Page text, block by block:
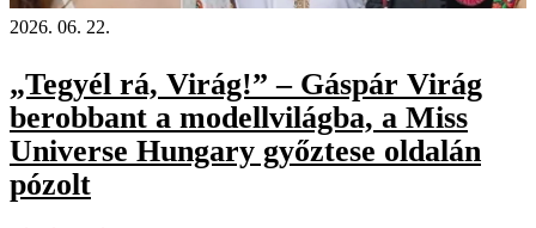
2026. 06. 22.
„Tegyél rá, Virág!” – Gáspár Virág
berobbant a modellvilágba, a Miss
Universe Hungary győztese oldalán
pózolt